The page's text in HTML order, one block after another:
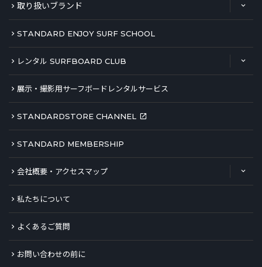
取り扱いブランド
STANDARD ENJOY SURF SCHOOL
レンタル SURFBOARD CLUB
展示・撮影用サーフボードレンタルサービス
STANDARDSTORE CHANNEL
STANDARD MEMBERSHIP
会社概要・アクセスマップ
私たちについて
よくあるご質問
お問い合わせの前に